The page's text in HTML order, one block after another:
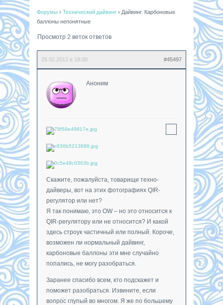
Форумы › Технический дайвинг › Дайвинг. Карбоновые
баллоны непонятные
Просмотр 2 веток ответов
25.02.2012 в 18:00 #45497
Аноним
Скажите, пожалуйста, товарищи техно-
дайверы, вот на этих фотографиях QIR-
регулятор или нет?
Я так понимаю, это OW – но это относится к
QIR-регулятору или не относится? И какой
здесь строук частичный или полный. Короче,
возможен ли нормальный дайвинг,
карбоновые баллоны эти мне случайно
попались, не могу разобраться.
Заранее спасибо всем, кто подскажет и
поможет разобраться. Извините, если
вопрос глупый во многом. Я же по большему